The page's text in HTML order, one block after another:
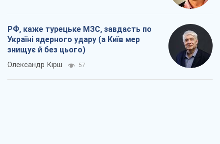
РФ, каже турецьке МЗС, завдасть по
Україні ядерного удару (а Київ мер
знищує й без цього)
Олександр Кірш 57